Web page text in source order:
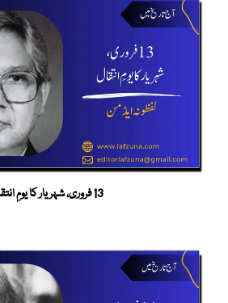
13 فروری، شہریار کا یومِ انتقال